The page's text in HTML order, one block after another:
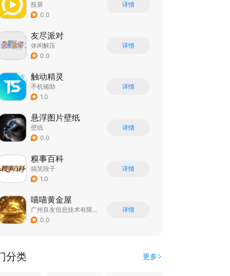
投屏
0.0
详情
友尽派对
休闲解压
0.0
详情
触动精灵
手机辅助
1.0
详情
悬浮图片壁纸
壁纸
0.0
详情
糗事百科
搞笑段子
1.0
详情
喵喵黄金屋
广州良友信息技术有限公司
0.0
详情
分类 更多